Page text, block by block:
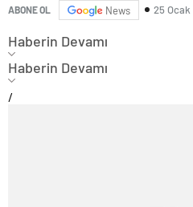
ABONE OL News 25
Haberin Devamı
Haberin Devamı
/